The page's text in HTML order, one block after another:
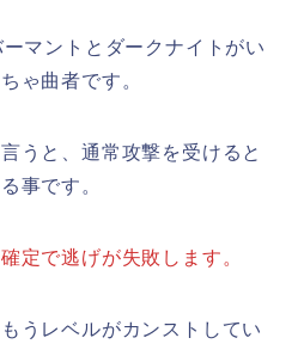
マントとダークナイトがい
ゃ曲者です。
うと、通常攻撃を受けると
事です。
定で逃げが失敗します。
うレベルがカンストしてい